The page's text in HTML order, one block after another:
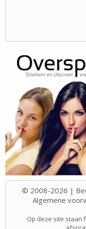
© 2008-2026 |
Algemene
Op deze site staan